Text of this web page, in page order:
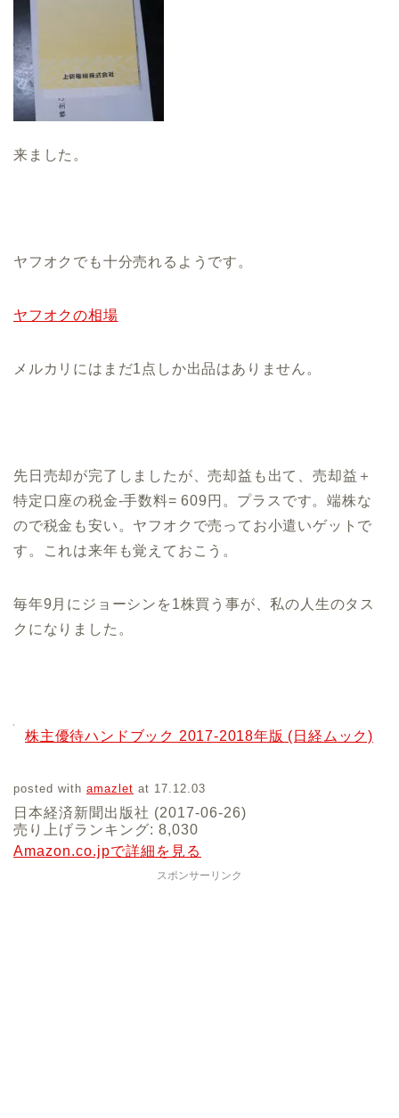
来ました。
ヤフオクでも十分売れるようです。
ヤフオクの相場
メルカリにはまだ1点しか出品はありません。
先日売却が完了しましたが、売却益も出て、売却益＋
特定口座の税金-手数料= 609円。プラスです。端株な
ので税金も安い。ヤフオクで売ってお小遣いゲットで
す。これは来年も覚えておこう。
毎年9月にジョーシンを1株買う事が、私の人生のタス
クになりました。
株主優待ハンドブック 2017-2018年版 (日経ムック)
posted with amazlet at 17.12.03
日本経済新聞出版社 (2017-06-26)
売り上げランキング: 8,030
Amazon.co.jpで詳細を見る
スポンサーリンク